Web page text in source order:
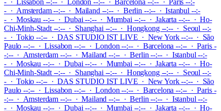
- · Lissabon --:-- · London --:-- · Barcelona --:-- · Paris --:-
- · Amsterdam --:-- · Mailand --:-- · Berlin --:-- · Istanbul --:-
- · Moskau --:-- · Dubai --:-- · Mumbai --:-- · Jakarta --:-- · Ho-
Chi-Minh-Stadt --:-- · Shanghai --:-- · Hongkong --:-- · Seoul --:-
- · Tokio --:-- ·DAS STUDIO IST LIVE · New York --:-- · São
Paulo --:-- · Lissabon --:-- · London --:-- · Barcelona --:-- · Paris -
-:-- · Amsterdam --:-- · Mailand --:-- · Berlin --:-- · Istanbul --:-
- · Moskau --:-- · Dubai --:-- · Mumbai --:-- · Jakarta --:-- · Ho-
Chi-Minh-Stadt --:-- · Shanghai --:-- · Hongkong --:-- · Seoul --:-
- · Tokio --:-- ·DAS STUDIO IST LIVE · New York --:-- · São
Paulo --:-- · Lissabon --:-- · London --:-- · Barcelona --:-- · Paris -
-:-- · Amsterdam --:-- · Mailand --:-- · Berlin --:-- · Istanbul --:-
- · Moskau --:-- · Dubai --:-- · Mumbai --:-- · Jakarta --:-- · Ho-